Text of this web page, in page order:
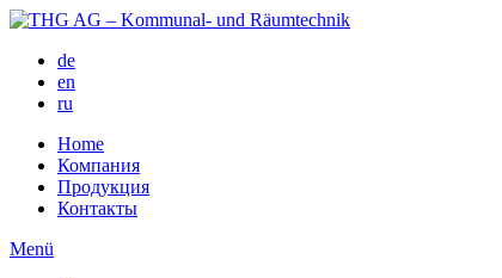
de
en
ru
Home
Компания
Продукция
Контакты
Menü